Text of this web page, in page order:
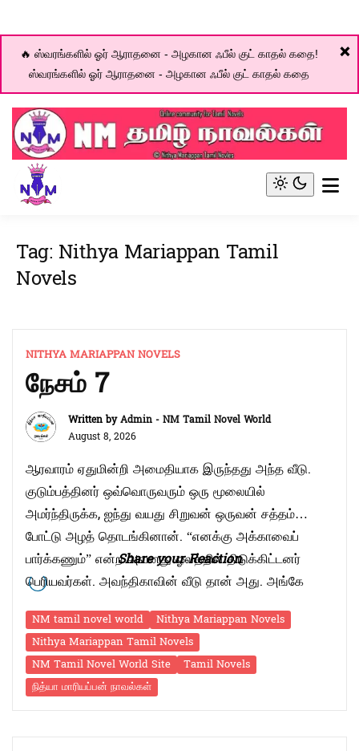
❌
🔥 ஸ்வரங்களில் ஓர் ஆராதனை - அழகான ஃபீல் குட் காதல் கதை!
ஸ்வரங்களில் ஓர் ஆராதனை - அழகான ஃபீல் குட் காதல் கதை
Skip
content
NM Tamil Novel WorldLight
Tag: Nithya Mariappan Tamil
Novels
NITHYA MARIAPPAN NOVELS
நேசம் 7
Written byAdmin - NM Tamil Novel World
August 8, 2026
ஆரவாரம் ஏதுமின்றி அமைதியாக இருந்தது அந்த வீடு.
குடும்பத்தினர் ஒவ்வொருவரும் ஒரு மூலையில்
அமர்ந்திருக்க, ஐந்து வயது சிறுவன் ஒருவன் சத்தம்
போட்டு அழத் தொடங்கினான். “எனக்கு அக்காவைப்
பார்க்கணும்” என்ற அவனது ஓலத்தில் திடுக்கிட்டனர்
பெரியவர்கள். அவந்திகாவின் வீடு தான் அது. அங்கே
ரகுவரனின் சீமந்தபுத்திரனான அர்ஜூன் தான். அவன்
அவந்திகாவைத் தேடி அழத் தொடங்க அவனைத் தேற்ற
ஆரம்பித்தார் ரகுவரனின் தாயாரான அம்புஜா. “அஜ்ஜூகுட்டி
அழக் கூடாதுடா… அக்கா …
Share your Reaction
NM tamil novel world
Nithya Mariappan Novels
Nithya Mariappan Tamil Novels
NM Tamil Novel World Site
Tamil Novels
நித்யா மாரியப்பன் நாவல்கள்